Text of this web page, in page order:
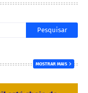
MOSTRAR MAIS